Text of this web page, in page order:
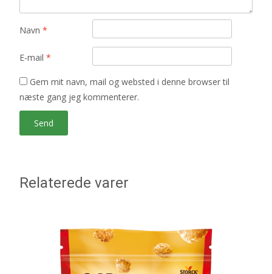
Navn *
E-mail *
Gem mit navn, mail og websted i denne browser til
næste gang jeg kommenterer.
Relaterede varer